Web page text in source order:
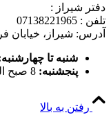
دفتر شیراز :
تلفن : 07138221965
آدرس: شیراز، خیابان فرزدقی
شنبه تا
پنجشنبه: 8 صبح الی 4 بعدازظهر
رفتن به بالا